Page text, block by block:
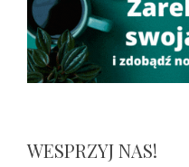
WESPRZYJ NAS!